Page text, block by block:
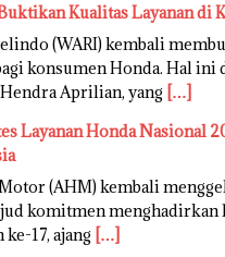
Kualitas Layanan di
(WARI) kembali
konsumen Honda. Hal
Aprilian, yang […]
Layanan Honda Nasional
(AHM) kembali
komitmen
17, ajang […]